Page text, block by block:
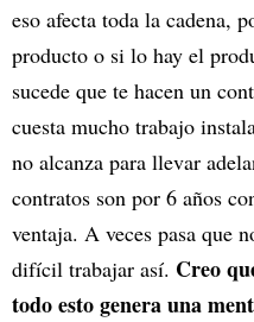
eso afecta toda la cadena,
producto o si lo hay el
sucede que te hacen un
cuesta mucho trabajo
no alcanza para llevar
contratos son por 6 años
ventaja. A veces pasa que
difícil trabajar así. Creo
todo esto genera una